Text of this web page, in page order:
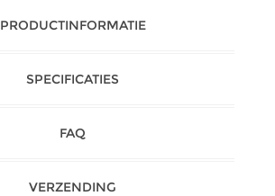
PRODUCTINFORMATIE
SPECIFICATIES
FAQ
VERZENDING